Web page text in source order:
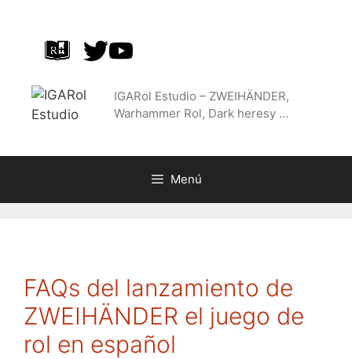
contenido
IGARol Estudio – ZWEIHÄNDER,
Warhammer Rol, Dark heresy …
Menú
FAQs del lanzamiento de
ZWEIHÄNDER el juego de
rol en español